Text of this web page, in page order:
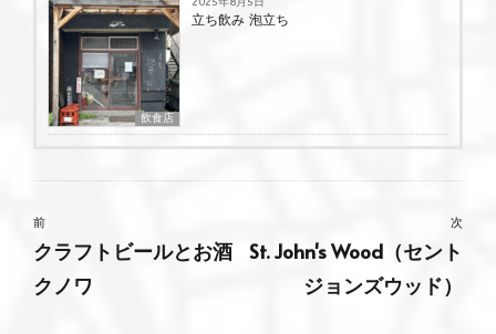
飲食店
立ち飲み 泡立ち
前
クラフトビールとお酒
クノワ
次
St. John's Wood（セント
ジョンズウッド）